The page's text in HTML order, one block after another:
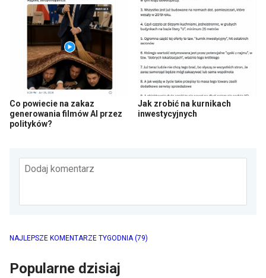
Co powiecie na zakaz
generowania filmów AI przez
polityków?
Jak zrobić na kurnikach
inwestycyjnych
Dodaj komentarz
NAJLEPSZE KOMENTARZE TYGODNIA(79)
Popularne dzisiaj